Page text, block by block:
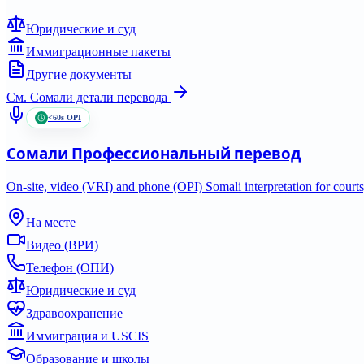
Юридические и суд
Иммиграционные пакеты
Другие документы
См. Сомали детали перевода
<60s OPI
Сомали Профессиональный перевод
On-site, video (VRI) and phone (OPI) Somali interpretation for
На месте
Видео (ВРИ)
Телефон (ОПИ)
Юридические и суд
Здравоохранение
Иммиграция и USCIS
Образование и школы